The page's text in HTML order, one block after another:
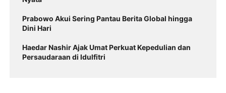
Prabowo Akui Sering Pantau Berita Global hingga
Dini Hari
Haedar Nashir Ajak Umat Perkuat Kepedulian dan
Persaudaraan di Idulfitri